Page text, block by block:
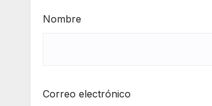
Nombre
Correo electrónico